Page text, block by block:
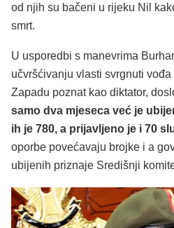
od njih su bačeni u rijeku Nil
smrt.
U usporedbi s manevrima
učvršćivanju vlasti svrgnuti vođa
Zapadu poznat kao diktator,
samo dva mjeseca već je
ih je 780, a prijavljeno je i 70
oporbe povećavaju brojke i a
ubijenih priznaje Središnji